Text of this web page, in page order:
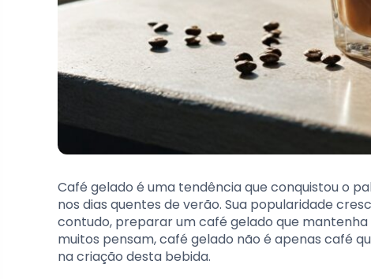
Café gelado é uma tendência que conquistou o
nos dias quentes de verão. Sua popularidade
contudo, preparar um café gelado que
muitos pensam, café gelado não é apenas café
na criação desta bebida.